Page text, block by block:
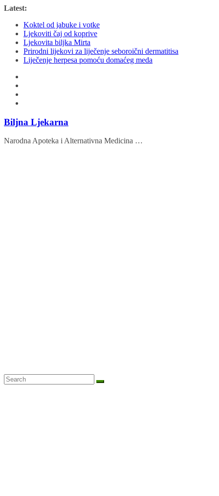
Skip
content
Latest:
Koktel od jabuke i votke
Ljekoviti čaj od koprive
Ljekovita biljka Mirta
Prirodni lijekovi za liječenje seboroični dermatitisa
Liječenje herpesa pomoću domaćeg meda
Biljna Ljekarna
Narodna Apoteka i Alternativna Medicina …